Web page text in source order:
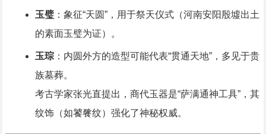
玉璧：象征“天圆”，用于祭天仪式（河南安阳殷墟出土
的素面玉璧为证）。
玉琮：内圆外方的造型可能代表“贯通天地”，多见于贵
族墓葬。
考古学家张光直提出，商代玉器是“萨满通神工具”，其
纹饰（如饕餮纹）强化了神秘权威。